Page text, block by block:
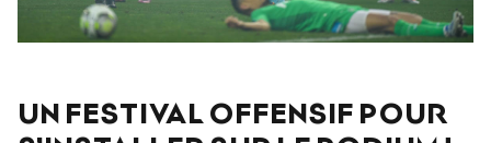
UN FESTIVAL OFFENSIF POUR